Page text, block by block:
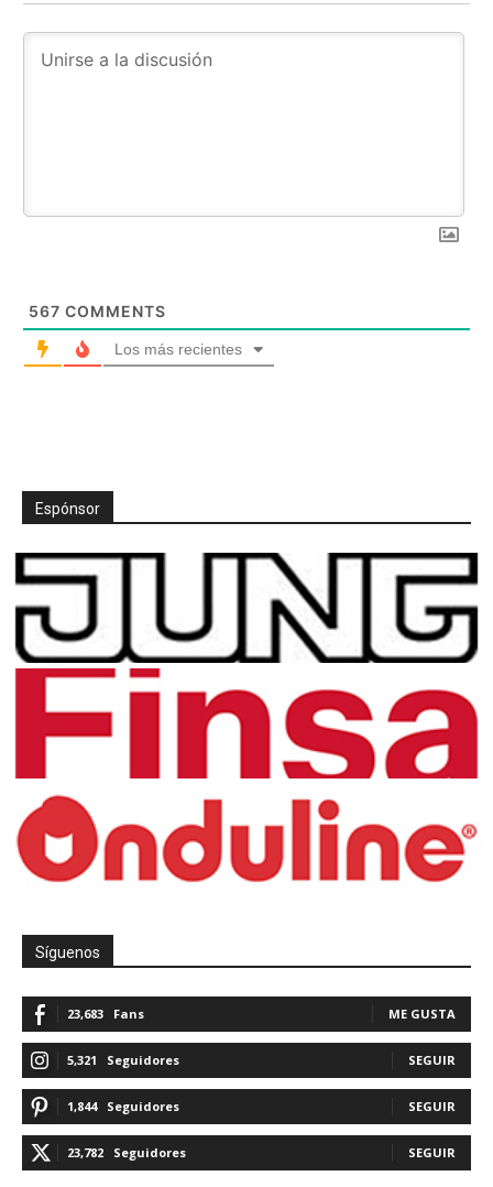
567 COMMENTS
Los más recientes
Espónsor
Síguenos
23,683 Fans ME GUSTA
5,321 Seguidores SEGUIR
1,844 Seguidores SEGUIR
23,782 Seguidores SEGUIR